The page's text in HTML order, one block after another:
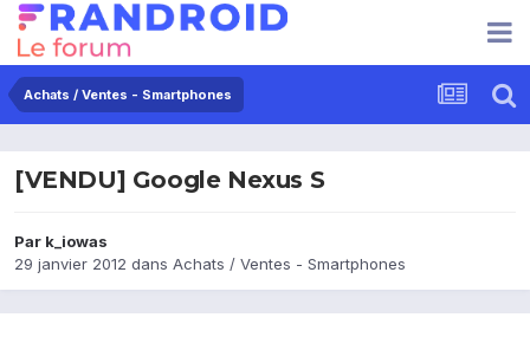
Achats / Ventes - Smartphones
[VENDU] Google Nexus S
Par k_iowas
29 janvier 2012 dans Achats / Ventes - Smartphones